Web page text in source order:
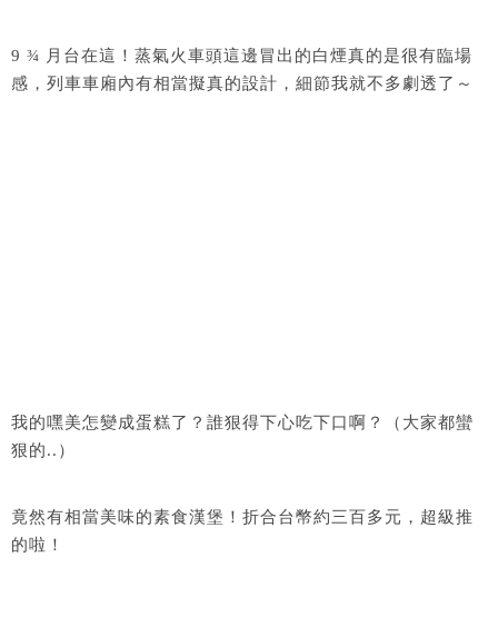
9 ¾ 月台在這！蒸氣火車頭這邊冒出的白煙真的是很有臨場
感，列車車廂內有相當擬真的設計，細節我就不多劇透了～
我的嘿美怎變成蛋糕了？誰狠得下心吃下口啊？（大家都蠻
狠的..）
竟然有相當美味的素食漢堡！折合台幣約三百多元，超級推
的啦！